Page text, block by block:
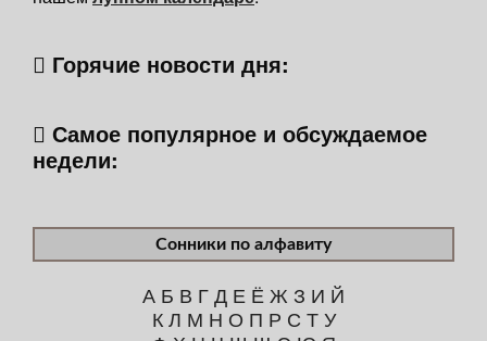
Горячие новости дня:
Самое популярное и обсуждаемое
недели:
Сонники по алфавиту
А Б В ГД Е Ё Ж З И Й
К Л М Н О П Р С Т У